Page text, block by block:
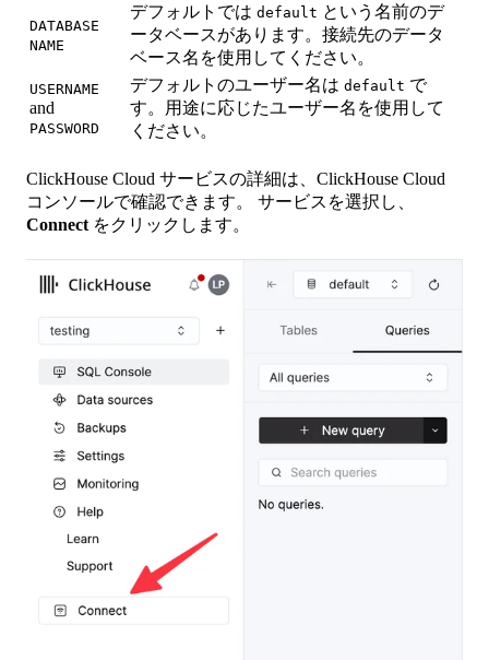
DATABASE
NAME
デフォルトでは default という名前のデ
ータベースがあります。接続先のデータ
ベース名を使用してください。
USERNAME
and
PASSWORD
デフォルトのユーザー名は default で
す。用途に応じたユーザー名を使用して
ください。
ClickHouse Cloud サービスの詳細は、ClickHouse Cloud
コンソールで確認できます。 サービスを選択し、
Connect をクリックします。